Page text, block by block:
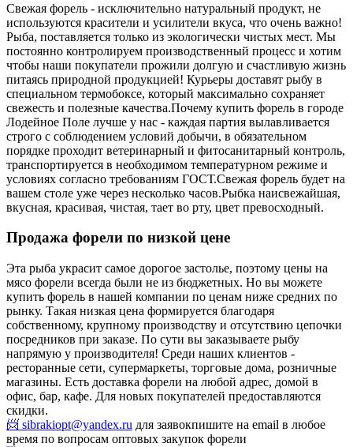
Свежая форель - исключительно натуральный продукт, не
используются красители и усилители вкуса, что очень важно!
Рыба, поставляется только из экологически чистых мест. Мы
постоянно контролируем производственный процесс и хотим
чтобы наши покупатели прожили долгую и счастливую жизнь
питаясь природной продукцией! Курьеры доставят рыбу в
специальном термобоксе, который максимально сохраняет
свежесть и полезные качества.Почему купить форель в городе
Лодейное Поле лучше у нас - каждая партия вылавливается
строго с соблюдением условий добычи, в обязательном
порядке проходит ветеринарный и фитосанитарный контроль,
транспортируется в необходимом температурном режиме и
условиях согласно требованиям ГОСТ.Свежая форель будет на
вашем столе уже через несколько часов.Рыбка наисвежайшая,
вкусная, красивая, чистая, тает во рту, цвет превосходный.
Продажа форели по низкой цене
Эта рыба украсит самое дорогое застолье, поэтому цены на
мясо форели всегда были не из бюджетных. Но вы можете
купить форель в нашей компании по ценам ниже средних по
рынку. Такая низкая цена формируется благодаря
собственному, крупному производству и отсутствию цепочки
посредников при заказе. По сути вы заказываете рыбу
напрямую у производителя! Среди наших клиентов -
ресторанные сети, супермаркеты, торговые дома, розничные
магазины. Есть доставка форели на любой адрес, домой в
офис, бар, кафе. Для новых покупателей предоставляются
скидки.
📨 sibrakiopt@yandex.ru для заявокпишите на email в любое
время по вопросам оптовых закупок форели